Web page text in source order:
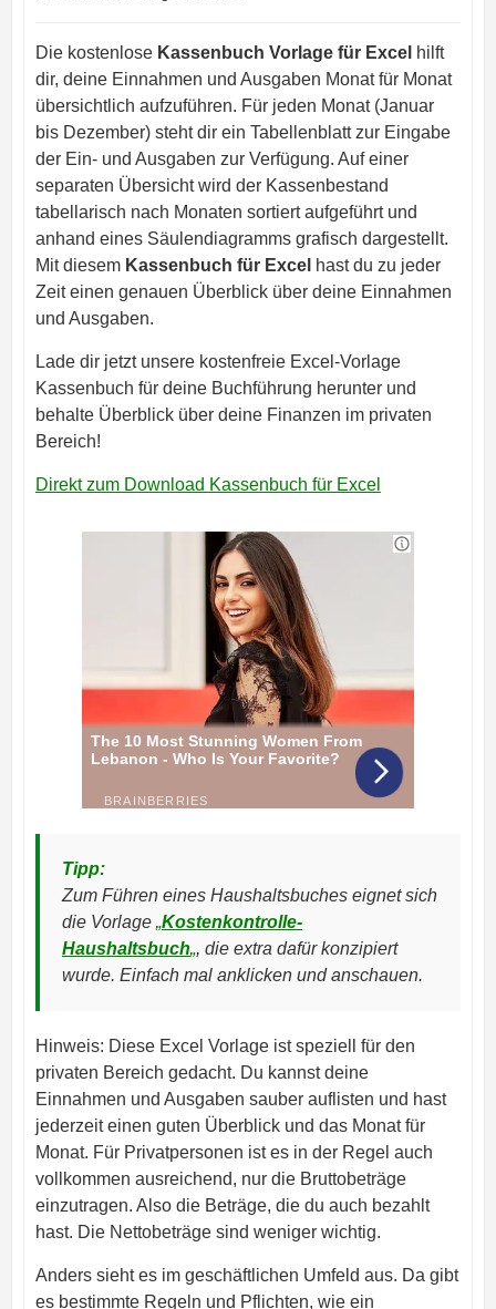
Die kostenlose Kassenbuch Vorlage für Excel hilft
dir, deine Einnahmen und Ausgaben Monat für Monat
übersichtlich aufzuführen. Für jeden Monat (Januar
bis Dezember) steht dir ein Tabellenblatt zur Eingabe
der Ein- und Ausgaben zur Verfügung. Auf einer
separaten Übersicht wird der Kassenbestand
tabellarisch nach Monaten sortiert aufgeführt und
anhand eines Säulendiagramms grafisch dargestellt.
Mit diesem Kassenbuch für Excel hast du zu jeder
Zeit einen genauen Überblick über deine Einnahmen
und Ausgaben.
Lade dir jetzt unsere kostenfreie Excel-Vorlage
Kassenbuch für deine Buchführung herunter und
behalte Überblick über deine Finanzen im privaten
Bereich!
Direkt zum Download Kassenbuch für Excel
Tipp:
Zum Führen eines Haushaltsbuches eignet sich
die Vorlage „Kostenkontrolle-
Haushaltsbuch„, die extra dafür konzipiert
wurde. Einfach mal anklicken und anschauen.
Hinweis: Diese Excel Vorlage ist speziell für den
privaten Bereich gedacht. Du kannst deine
Einnahmen und Ausgaben sauber auflisten und hast
jederzeit einen guten Überblick und das Monat für
Monat. Für Privatpersonen ist es in der Regel auch
vollkommen ausreichend, nur die Bruttobeträge
einzutragen. Also die Beträge, die du auch bezahlt
hast. Die Nettobeträge sind weniger wichtig.
Anders sieht es im geschäftlichen Umfeld aus. Da gibt
es bestimmte Regeln und Pflichten, wie ein